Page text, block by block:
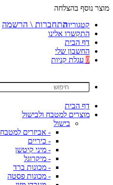
מוצר נוסף בהצלחה
קטגוריות
התקשרו אלינו
דף הבית
החשבון שלי
0 עגלת קניות
דף הבית
מוצרים למטבח ולבישול
בישול
- אביזרים למטבח
- כיריים
- מיני קיטשן
- מיקרוגל
- מכונות ברד
- מכונות פסטה
התחברות \ הרשמה